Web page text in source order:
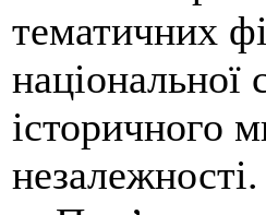
тематичних
національної
історичного
незалежності.